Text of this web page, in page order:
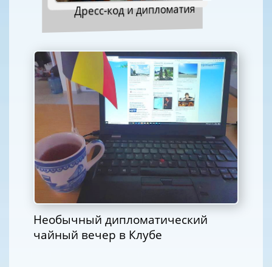
Дресс-код и дипломатия
Необычный дипломатический
чайный вечер в Клубе